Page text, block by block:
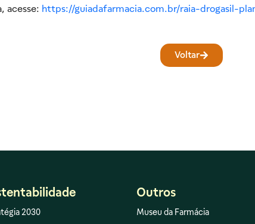
acesse: https://guiadafarmacia.com.br/raia-drogasil-
Voltar
2030
Outros
Museu da Farmácia